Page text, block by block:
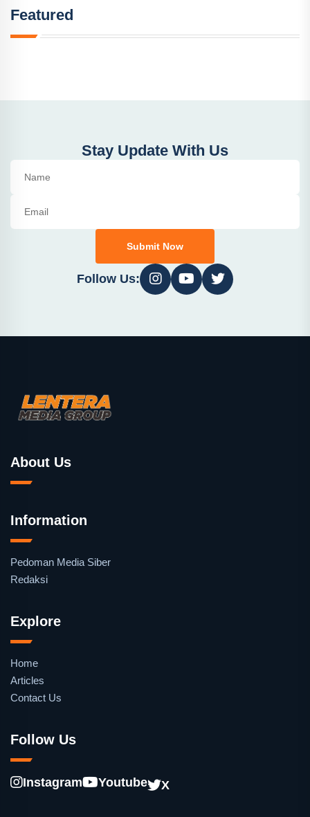
Featured
Stay Update With Us
Submit Now
Follow Us:
About Us
Information
Pedoman Media Siber
Redaksi
Explore
Home
Articles
Contact Us
Follow Us
Instagram Youtube X